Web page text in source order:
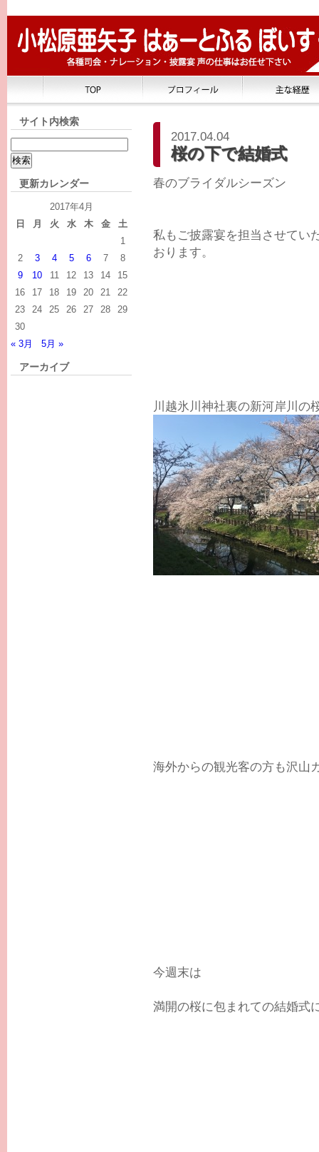
サイト内検索
更新カレンダー
2017年4月
日
月 火 水 木 金
土
1
2
3 4 5 6 7
8
9
10 11 12 13 14
15
16
17 18 19 20 21
22
23
24 25 26 27 28
29
30
« 3月
5月 »
アーカイブ
2017.04.04
桜の下で結婚式
春のブライダルシーズン
私もご披露宴を担当させてい
おります。
川越氷川神社裏の新河岸川の
海外からの観光客の方も沢山
今週末は
満開の桜に包まれての結婚式